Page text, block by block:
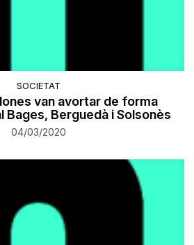
SOCIETAT
van avortar de forma
Bages, Berguedà i Solsonès
04/03/2020